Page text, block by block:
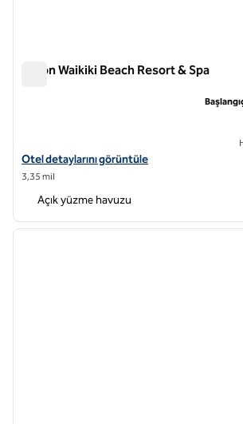
Hilton Waikiki Beach Resort & Spa
Hilton Waikiki Beach Resort & Spa için otel
Otel detaylarını görüntüle
3,35 mil
Açık yüzme havuzu
1 / 11